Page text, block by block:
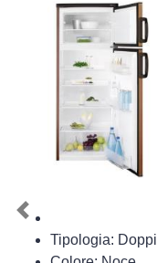
Tipologia:
Previous